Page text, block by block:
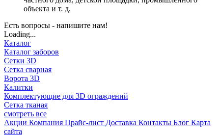
объекта и т. д.
Есть вопросы - напишите нам!
Loading...
Каталог
Каталог заборов
Сетки 3D
Сетка сварная
Ворота 3D
Калитки
Комплектующие для 3D ограждений
Сетка тканая
смотреть все
Акции Компания Прайс-лист Доставка Контакты Блог Карта
сайта